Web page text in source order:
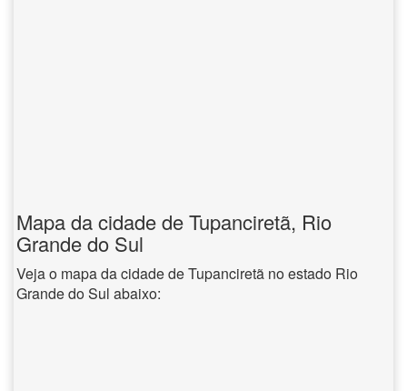
Mapa da cidade de Tupanciretã, Rio
Grande do Sul
Veja o mapa da cidade de Tupanciretã no estado Rio
Grande do Sul abaixo: